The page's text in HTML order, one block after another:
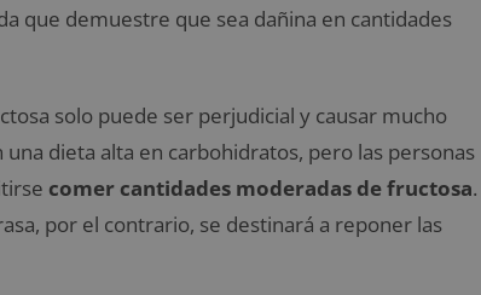
que demuestre que sea dañina en cantidades
solo puede ser perjudicial y causar mucho
dieta alta en carbohidratos, pero las personas
comer cantidades moderadas de fructosa.
por el contrario, se destinará a reponer las